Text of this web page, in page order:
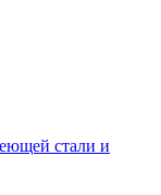
стали и